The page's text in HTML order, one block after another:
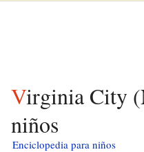
Virginia City (Nevada) para
niños
Enciclopedia para niños